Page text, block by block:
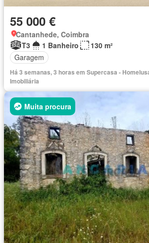
55 000 €
Cantanhede, Coimbra
T3
1 Banheiro
130 m²
Garagem
Há 3 semanas, 3 horas em Supercasa -
Imobiliária
Muita procura